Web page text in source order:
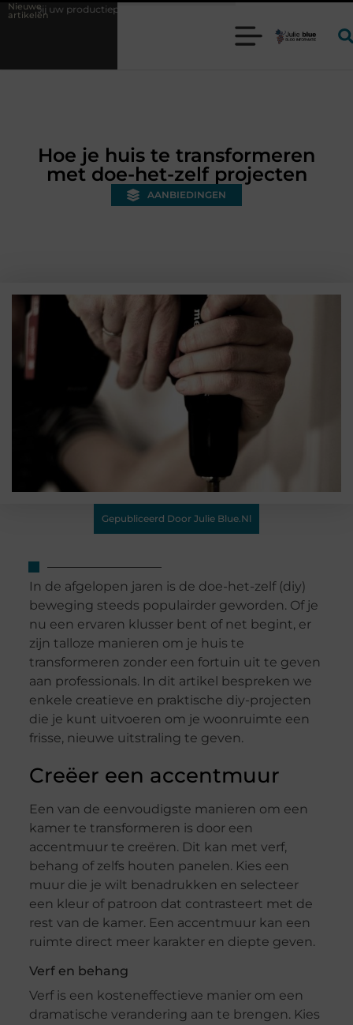
Nieuwe
artikelen Wat is een bonded warehouse in Nederland en waarom
Hoe je huis te transformeren
met doe-het-zelf projecten
AANBIEDINGEN
Gepubliceerd Door Julie Blue.nl
In de afgelopen jaren is de doe-het-zelf (diy)
beweging steeds populairder geworden. Of je
nu een ervaren klusser bent of net begint, er
zijn talloze manieren om je huis te
transformeren zonder een fortuin uit te geven
aan professionals. In dit artikel bespreken we
enkele creatieve en praktische diy-projecten
die je kunt uitvoeren om je woonruimte een
frisse, nieuwe uitstraling te geven.
Creëer een accentmuur
Een van de eenvoudigste manieren om een
kamer te transformeren is door een
accentmuur te creëren. Dit kan met verf,
behang of zelfs houten panelen. Kies een
muur die je wilt benadrukken en selecteer
een kleur of patroon dat contrasteert met de
rest van de kamer. Een accentmuur kan een
ruimte direct meer karakter en diepte geven.
Verf en behang
Verf is een kosteneffectieve manier om een
dramatische verandering aan te brengen. Kies